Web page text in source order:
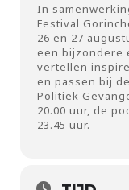
In
Festival
26 en 27
een bijzondere
vertellen
en passen bij
Politiek
20.00 uur, de
23.45 uur.